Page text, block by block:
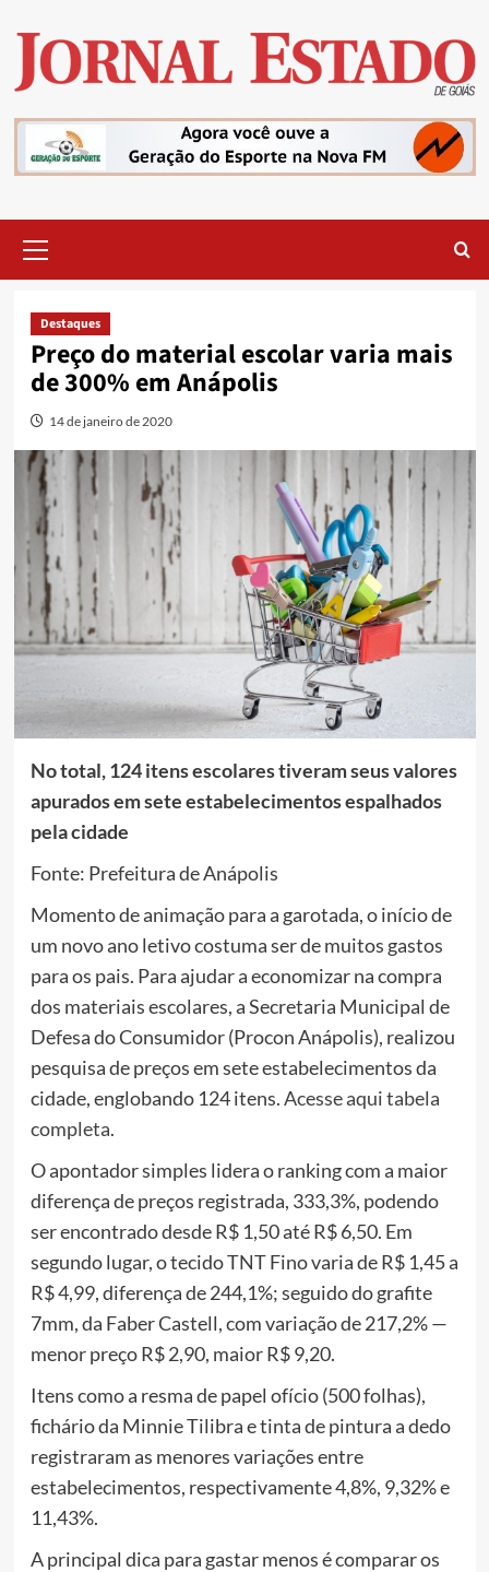
content
Menu
Destaques
Preço do material escolar varia mais
de 300% em Anápolis
14 de janeiro de 2020
No total, 124 itens escolares tiveram seus valores
apurados em sete estabelecimentos espalhados
pela cidade
Fonte: Prefeitura de Anápolis
Momento de animação para a garotada, o início de
um novo ano letivo costuma ser de muitos gastos
para os pais. Para ajudar a economizar na compra
dos materiais escolares, a Secretaria Municipal de
Defesa do Consumidor (Procon Anápolis), realizou
pesquisa de preços em sete estabelecimentos da
cidade, englobando 124 itens.Acesse aqui tabela
completa.
O apontador simples lidera o ranking com a maior
diferença de preços registrada, 333,3%, podendo
ser encontrado desde R$ 1,50 até R$ 6,50. Em
segundo lugar, o tecido TNT Fino varia de R$ 1,45 a
R$ 4,99, diferença de 244,1%; seguido do grafite
7mm, da Faber Castell, com variação de 217,2% —
menor preço R$ 2,90, maior R$ 9,20.
Itens como a resma de papel ofício (500 folhas),
fichário da Minnie Tilibra e tinta de pintura a dedo
registraram as menores variações entre
estabelecimentos, respectivamente 4,8%, 9,32% e
11,43%.
A principal dica para gastar menos é comparar os